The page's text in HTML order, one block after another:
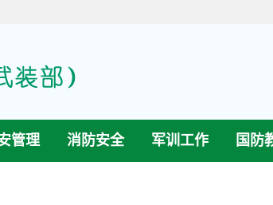
管理 消防安全 军训工作 国防